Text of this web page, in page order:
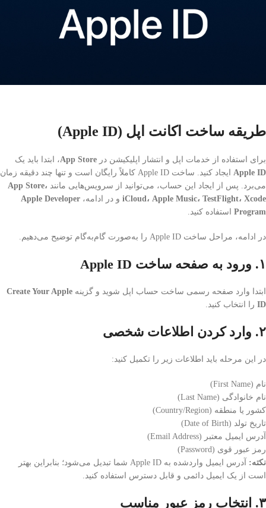
طریقه ساخت اکانت اپل (Apple ID)
برای استفاده از خدمات اپل و انتشار اپلیکیشن در App Store، ابتدا باید یک
Apple ID
ایجاد کنید. ساخت Apple ID کاملاً رایگان است و تنها چند دقیقه زمان
می‌برد. پس از ایجاد این حساب، می‌توانید از سرویس‌هایی مانند App Store،
iCloud، Apple Music، TestFlight، Xcode و در ادامه، Apple Developer
Program استفاده کنید.
در ادامه، مراحل ساخت Apple ID را به‌صورت گام‌به‌گام توضیح می‌دهیم.
۱. ورود به صفحه ساخت Apple ID
ابتدا وارد صفحه رسمی ساخت حساب اپل شوید و گزینه Create Your Apple
ID را انتخاب کنید.
۲. وارد کردن اطلاعات شخصی
در این مرحله باید اطلاعات زیر را تکمیل کنید:
نام (First Name)
نام خانوادگی (Last Name)
کشور یا منطقه (Country/Region)
تاریخ تولد (Date of Birth)
آدرس ایمیل معتبر (Email Address)
رمز عبور قوی (Password)
نکته:
آدرس ایمیل واردشده به Apple ID شما تبدیل می‌شود؛ بنابراین بهتر
است از یک ایمیل دائمی و قابل دسترس استفاده کنید.
۳. انتخاب رمز عبور مناسب